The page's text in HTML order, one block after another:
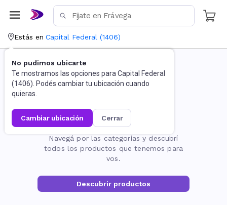
Estás en Capital Federal (1406)
No pudimos ubicarte
Te mostramos las opciones para Capital Federal
(1406). Podés cambiar tu ubicación cuando
quieras.
cambiar ubicación cerrar
La página no existe
Navegá por las categorías y descubrí
todos los productos que tenemos para
vos.
Descubrir productos